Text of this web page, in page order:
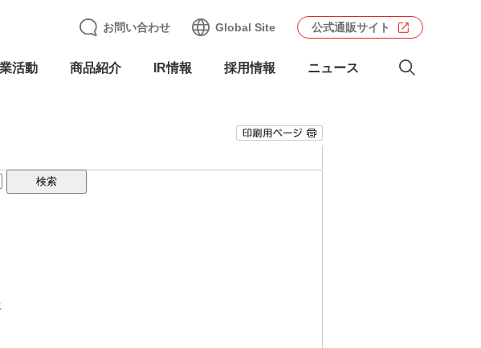
活動 商品紹介 IR情報 採用情報 ニュース
お問い合わせ Global Site 公式通販サイト